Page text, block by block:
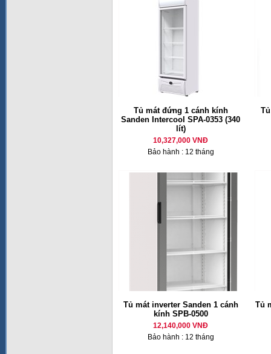
Tủ mát đứng 1 cánh kính
Sanden Intercool SPA-0353 (340
lít)
10,327,000 VNĐ
Bảo hành : 12 tháng
Tủ mát inverter Sanden 1 cánh
kính SPB-0500
12,140,000 VNĐ
Bảo hành : 12 tháng
Tủ